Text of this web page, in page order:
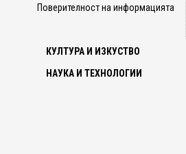
с
Поверителност на информацията
КУЛТУРА И ИЗКУСТВО
НАУКА И ТЕХНОЛОГИИ